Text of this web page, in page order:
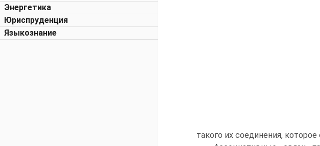
Энергетика
Юриспруденция
Языкознание
такого их соединения,